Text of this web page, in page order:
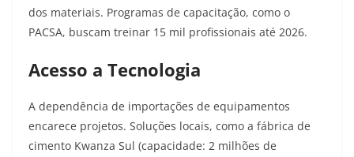
dos materiais. Programas de capacitação, como o
PACSA, buscam treinar 15 mil profissionais até 2026.
Acesso a Tecnologia
A dependência de importações de equipamentos
encarece projetos. Soluções locais, como a fábrica de
cimento Kwanza Sul (capacidade: 2 milhões de